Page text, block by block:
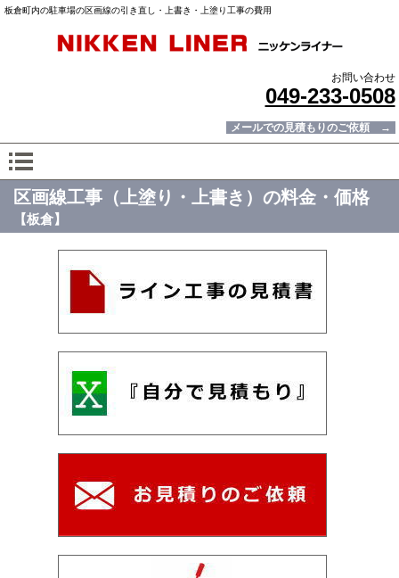
板倉町内の駐車場の区画線の引き直し・上書き・上塗り工事の費用
お問い合わせ
049-233-0508
メールでの見積もりのご依頼 →
区画線工事（上塗り・上書き）の料金・価格
【板倉】